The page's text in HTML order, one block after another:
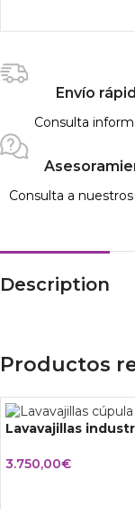
Envío
Consulta
Consulta a
Description
Productos
Lavavajillas
3.750,00€